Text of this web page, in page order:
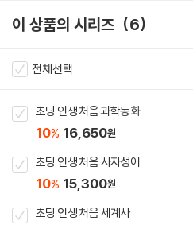
이 상품의 시리즈 6
전체선택
초딩 인생 처음 과학동화
10% 16,650원
초딩 인생 처음 사자성어
10% 15,300원
초딩 인생 처음 세계사